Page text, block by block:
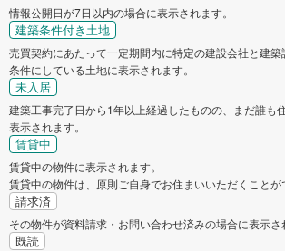
情報公開日が7日以内の場合に表示されます。
建築条件付き土地
売買契約にあたって一定期間内に特定の建設会社と建
条件にしている土地に表示されます。
未入居
建築工事完了日から1年以上経過したものの、まだ誰も
表示されます。
賃貸中
賃貸中の物件に表示されます。
賃貸中の物件は、原則ご自身でお住まいいただくことが
請求済
その物件が資料請求・お問い合わせ済みの場合に表示さ
既読